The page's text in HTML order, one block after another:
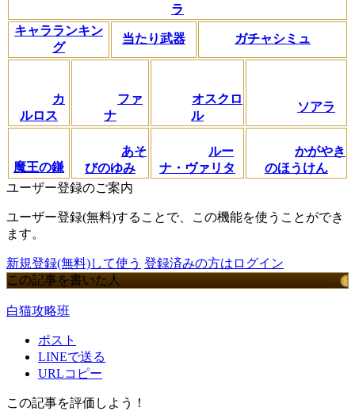
ラ
キャラランキン
グ
当たり武器 ガチャシミュ
カ
ルロス
ファ
ナ
オスクロ
ル
ソアラ
魔王の鎌
あそ
びのゆみ
ルー
ナ・ヴァリタ
かがやき
のほうけん
ユーザー登録のご案内
ユーザー登録(無料)することで、この機能を使うことができ
ます。
新規登録(無料)して使う 登録済みの方はログイン
この記事を書いた人
白猫攻略班
ポスト
LINEで送る
URLコピー
この記事を評価しよう！